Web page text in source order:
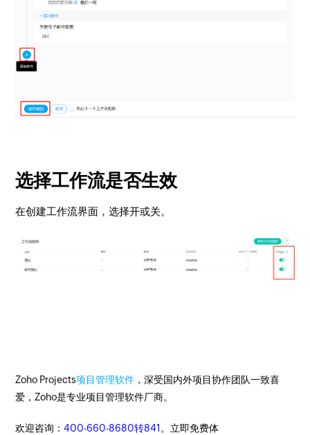
选择工作流是否生效
在创建工作流界面，选择开或关。
Zoho Projects项目管理软件 ，深受国内外项目协作团队一致喜
爱，Zoho是专业项目管理软件厂商。
欢迎咨询：400-660-8680转841 。立即免费体